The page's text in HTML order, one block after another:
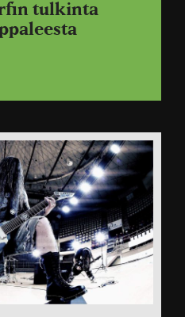
tulkinta